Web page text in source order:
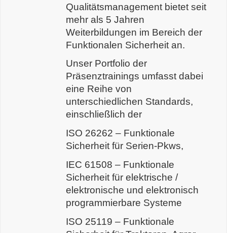
Qualitätsmanagement bietet seit
mehr als 5 Jahren
Weiterbildungen im Bereich der
Funktionalen Sicherheit an.
Unser Portfolio der
Präsenztrainings umfasst dabei
eine Reihe von
unterschiedlichen Standards,
einschließlich der
ISO 26262 – Funktionale
Sicherheit für Serien-Pkws,
IEC 61508 – Funktionale
Sicherheit für elektrische /
elektronische und elektronisch
programmierbare Systeme
ISO 25119 – Funktionale